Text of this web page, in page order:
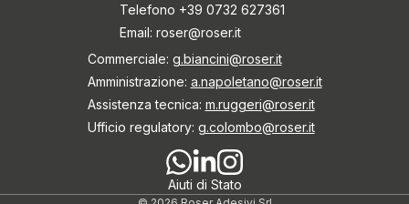
Telefono +39 0732 627361
Email: roser@roser.it
Commerciale: g.biancini@roser.it
Amministrazione: a.napoletano@roser.it
Assistenza tecnica: m.ruggeri@roser.it
Ufficio regulatory: g.colombo@roser.it
Aiuti di Stato